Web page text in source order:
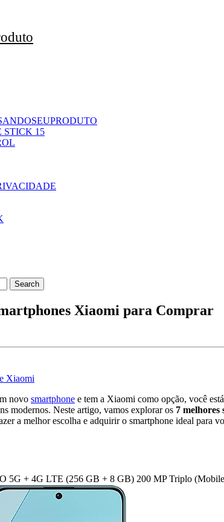
STICK 15
Xiaomi para Comprar
Xiaomi
novo smartphone e tem a Xiaomi como opção, você
modernos. Neste artigo, vamos explorar os 7
a melhor escolha e adquirir o smartphone ideal para
5G + 4G LTE (256 GB + 8 GB) 200 MP Triplo